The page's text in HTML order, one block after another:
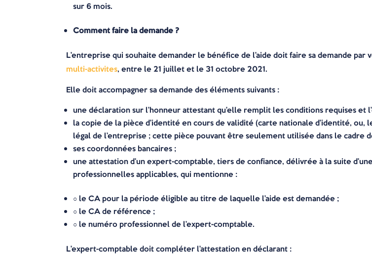
sur 6 mois.
Comment faire la demande ?
L’entreprise qui souhaite demander le bénéfice de l’aide doit faire sa demande
multi-activites, entre le 21 juillet et le 31 octobre 2021.
Elle doit accompagner sa demande des éléments suivants :
une déclaration sur l’honneur attestant qu’elle remplit les conditions requises et
la copie de la pièce d’identité en cours de validité (carte nationale d’identité,
légal de l’entreprise ; cette pièce pouvant être seulement utilisée dans le cadre
ses coordonnées bancaires ;
une attestation d’un expert-comptable, tiers de confiance, délivrée à la suite
professionnelles applicables, qui mentionne :
○ le CA pour la période éligible au titre de laquelle l’aide est demandée ;
○ le CA de référence ;
○ le numéro professionnel de l’expert-comptable.
L’expert-comptable doit compléter l’attestation en déclarant :